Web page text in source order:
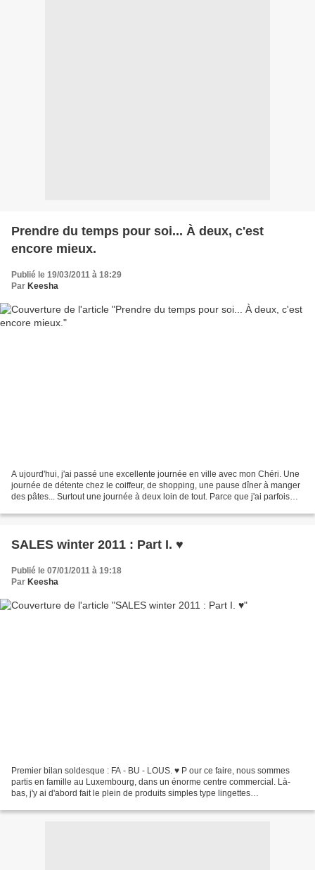
Prendre du temps pour soi... À deux, c'est
encore mieux.
Publié le 19/03/2011 à 18:29
Par Keesha
A ujourd'hui, j'ai passé une excellente journée en ville avec mon Chéri. Une
journée de détente chez le coiffeur, de shopping, une pause dîner à manger
des pâtes... Surtout une journée à deux loin de tout. Parce que j'ai parfois
SALES winter 2011 : Part I. ♥
Publié le 07/01/2011 à 19:18
Par Keesha
Premier bilan soldesque : FA - BU - LOUS. ♥ P our ce faire, nous sommes
partis en famille au Luxembourg, dans un énorme centre commercial. Là-
bas, j'y ai d'abord fait le plein de produits simples type lingettes